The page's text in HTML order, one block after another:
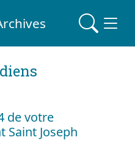
de votre
Saint Joseph